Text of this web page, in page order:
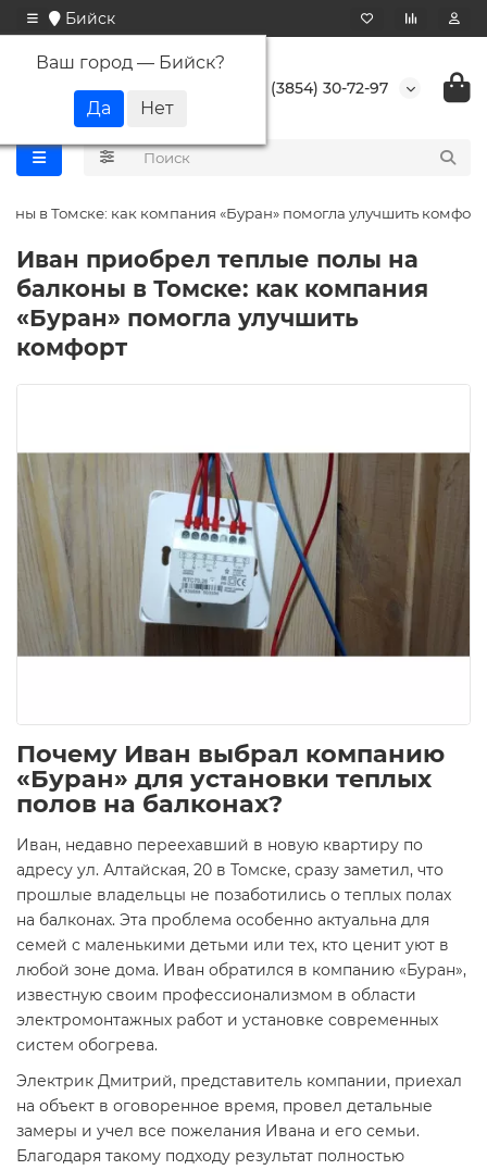
Бийск
Ваш город — Бийск?
+7 (3854) 30-72-97
в Томске: как компания «Буран» помогла улучшить комфорт
Иван приобрел теплые полы на
балконы в Томске: как компания
«Буран» помогла улучшить
комфорт
Почему Иван выбрал компанию
«Буран» для установки теплых
полов на балконах?
Иван, недавно переехавший в новую квартиру по
адресу ул. Алтайская, 20 в Томске, сразу заметил, что
прошлые владельцы не позаботились о теплых полах
на балконах. Эта проблема особенно актуальна для
семей с маленькими детьми или тех, кто ценит уют в
любой зоне дома. Иван обратился в компанию «Буран»,
известную своим профессионализмом в области
электромонтажных работ и установке современных
систем обогрева.
Электрик Дмитрий, представитель компании, приехал
на объект в оговоренное время, провел детальные
замеры и учел все пожелания Ивана и его семьи.
Благодаря такому подходу результат полностью